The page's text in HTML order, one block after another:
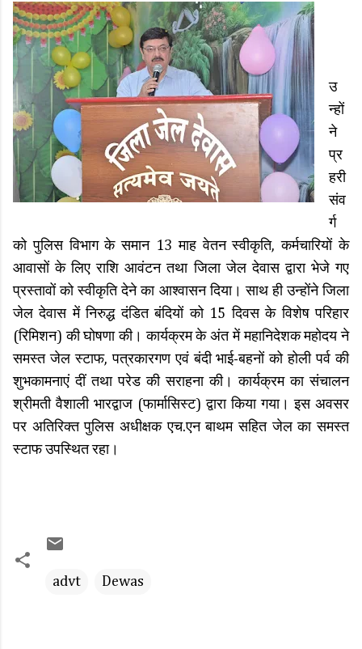
उ
न्हों
ने
प्र
हरी
संव
र्ग
को पुलिस विभाग के समान 13 माह वेतन स्वीकृति, कर्मचारियों के
आवासों के लिए राशि आवंटन तथा जिला जेल देवास द्वारा भेजे गए
प्रस्तावों को स्वीकृति देने का आश्वासन दिया। साथ ही उन्होंने जिला
जेल देवास में निरुद्ध दंडित बंदियों को 15 दिवस के विशेष परिहार
(रिमिशन) की घोषणा की। कार्यक्रम के अंत में महानिदेशक महोदय ने
समस्त जेल स्टाफ, पत्रकारगण एवं बंदी भाई-बहनों को होली पर्व की
शुभकामनाएं दीं तथा परेड की सराहना की। कार्यक्रम का संचालन
श्रीमती वैशाली भारद्वाज (फार्मासिस्ट) द्वारा किया गया। इस अवसर
पर अतिरिक्त पुलिस अधीक्षक एच.एन बाथम सहित जेल का समस्त
स्टाफ उपस्थित रहा।
advt Dewas